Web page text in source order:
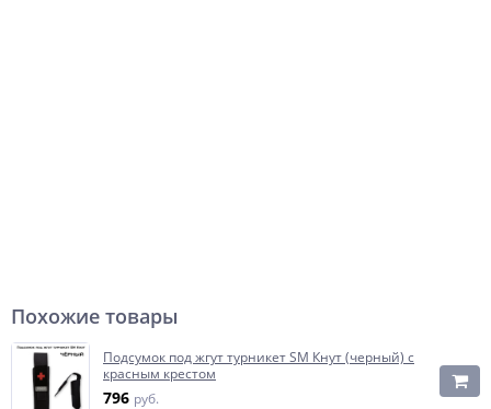
Похожие товары
Подсумок под жгут турникет SM Кнут (черный) с
красным крестом
796 руб.